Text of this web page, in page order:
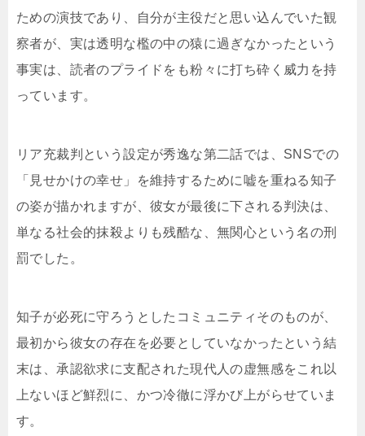
ための演技であり、自分が主役だと思い込んでいた観
察者が、実は透明な檻の中の猿に過ぎなかったという
事実は、読者のプライドをも粉々に打ち砕く威力を持
っています。
リア充裁判という設定が秀逸な第二話では、SNSでの
「見せかけの幸せ」を維持するために嘘を重ねる知子
の姿が描かれますが、彼女が最後に下される判決は、
単なる社会的抹殺よりも残酷な、無関心という名の刑
罰でした。
知子が必死に守ろうとしたコミュニティそのものが、
最初から彼女の存在を必要としていなかったという結
末は、承認欲求に支配された現代人の虚無感をこれ以
上ないほど鮮烈に、かつ冷徹に浮かび上がらせていま
す。